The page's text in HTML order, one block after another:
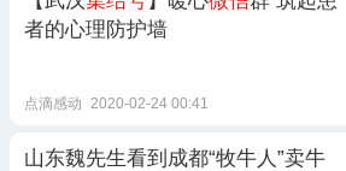
者的心理防护墙
点滴感动 2020-02-24 00:41
山东魏先生看到成都“牧牛人”卖牛